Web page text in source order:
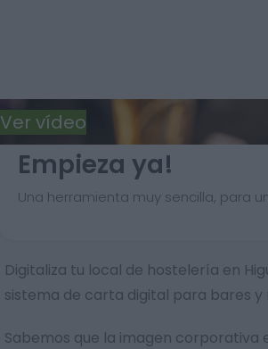
Empieza ya!
Una herramienta muy sencilla, para
Digitaliza tu local de hostelería en
sistema de carta digital para bares
Sabemos que la imagen corporativa
Ver vídeo